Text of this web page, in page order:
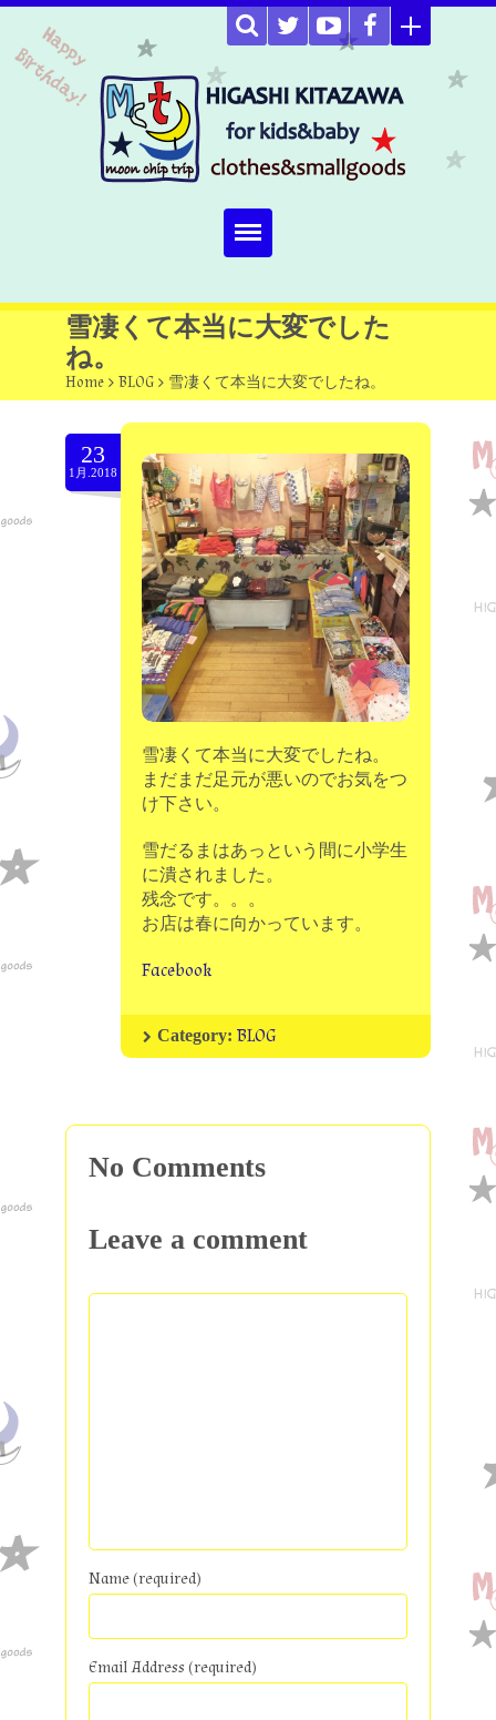
Home
omutucake
moon chip trip original
my account
Store
minna kitchen komeco
contact
雪凄くて本当に大変でした
ね。
Home > BLOG > 雪凄くて本当に大変でしたね。
23
1月.2018
雪凄くて本当に大変でしたね。
まだまだ足元が悪いのでお気をつ
け下さい。
雪だるまはあっという間に小学生
に潰されました。
残念です。。。
お店は春に向かっています。
Facebook
Category: BLOG
No Comments
Leave a comment
Name (required)
Email Address (required)